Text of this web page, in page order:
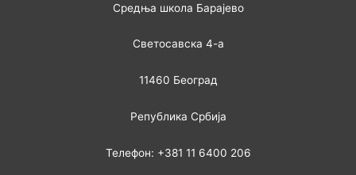
Средња школа Барајево
Светосавска 4-а
11460 Београд
Република Србија
Телефон: +381 11 6400 206